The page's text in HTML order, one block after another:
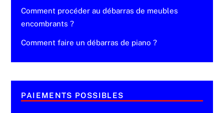
Comment procéder au débarras de meubles
encombrants ?
Comment faire un débarras de piano ?
PAIEMENTS POSSIBLES